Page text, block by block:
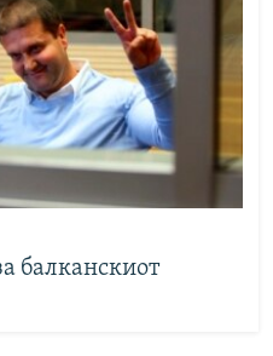
балканскиот